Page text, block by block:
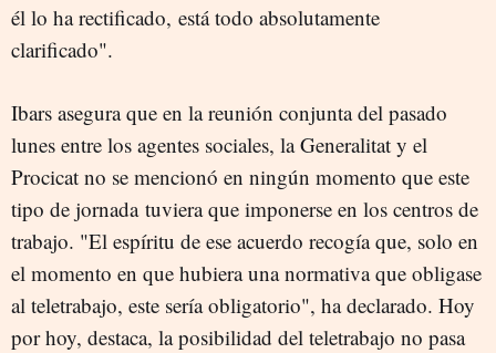
él lo ha rectificado, está todo absolutamente
clarificado".
Ibars asegura que en la reunión conjunta del pasado
lunes entre los agentes sociales, la Generalitat y el
Procicat no se mencionó en ningún momento que este
tipo de jornada tuviera que imponerse en los centros de
trabajo. "El espíritu de ese acuerdo recogía que, solo en
el momento en que hubiera una normativa que obligase
al teletrabajo, este sería obligatorio", ha declarado. Hoy
por hoy, destaca, la posibilidad del teletrabajo no pasa